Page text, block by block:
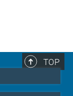
TOP